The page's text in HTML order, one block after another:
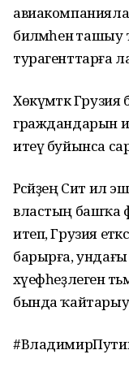
биләмәһенә
турагенттарға
Хөкүмәткә Грузия
граждандарын
итеү буйынса
Рәсәйҙең Сит ил
властың башҡа
итеп, Грузия
барырға,
хәүефһеҙлеген
бында ҡайтарыу